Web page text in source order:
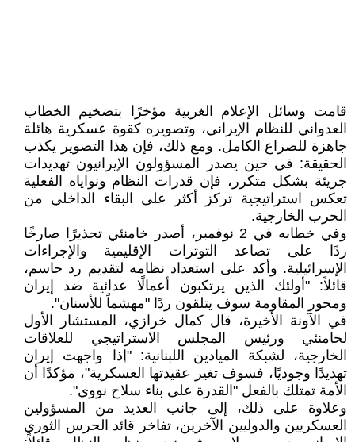
قامت وسائل الإعلام الغربية مؤخرًا بتضخيم الخطاب
العدواني للنظام الإيراني، وتصويره كقوة عسكرية هائلة
جاهزة للصراع الكامل. ومع ذلك، فإن هذا التصوير يكذب
الحقيقة: في حين يصدر المسؤولون الإيرانيون تهديدات
جريئة بشكل متكرر، فإن قدرات النظام ونواياه الفعلية
تعكس استراتيجية تركز أكثر على البقاء الداخلي من
الحرب الخارجية.
وفي خطابه في 2 نوفمبر، أصدر خامنئي تحذيرًا صارخًا
ردًا على تصاعد التوترات الإقليمية والإجراءات
الإسرائيلية. وأكد على استعداد نظامه لتقديم رد حاسم،
قائلاً: "أولئك الذين يرتكبون أعمالًا عدائية ضد إيران
ومحور المقاومة سوف يتلقون ردًا "مهشماً للأسنان".
في الآونة الأخيرة، قال كمال خرازي، المستشار الأول
لخامنئي ورئيس المجلس الاستراتيجي للعلاقات
الخارجية، لشبكة الميادين اللبنانية: "إذا واجهت إيران
تهديدًا وجوديًا، فسوف تغير عقيدتها العسكرية"، مؤكدًا أن
الأمة تمتلك بالفعل "القدرة على بناء سلاح نووي".
وعلاوة على ذلك، إلى جانب العديد من المسؤولين
العسكريين والدوليين الآخرين، تفاخر قائد الحرس الثوري